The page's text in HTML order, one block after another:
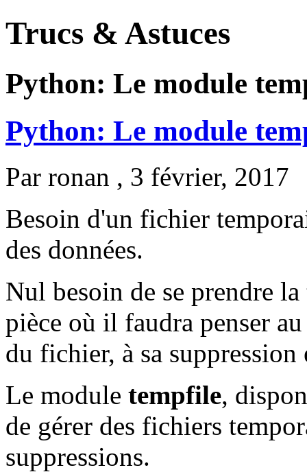
Trucs & Astuces
Python: Le module
Python: Le module
Par ronan , 3 février, 2017
Besoin d'un fichier
des données.
Nul besoin de se prendre
pièce où il faudra penser
du fichier, à sa suppression
Le module tempfile,
de gérer des fichiers
suppressions.